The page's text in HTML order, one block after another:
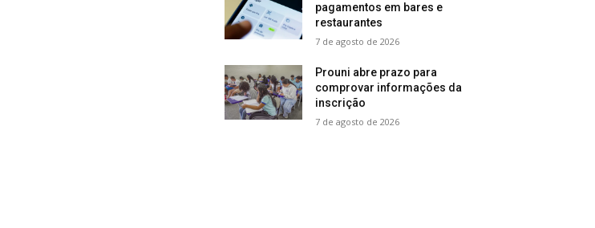
pagamentos em bares e
restaurantes
7 de agosto de 2026
Prouni abre prazo para
comprovar informações da
inscrição
7 de agosto de 2026